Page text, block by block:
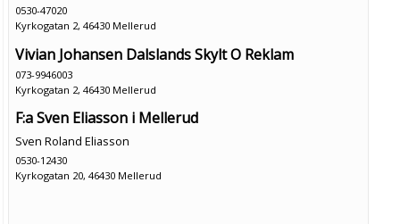
0530-47020
Kyrkogatan 2, 46430 Mellerud
Vivian Johansen Dalslands Skylt O Reklam
073-9946003
Kyrkogatan 2, 46430 Mellerud
F:a Sven Eliasson i Mellerud
Sven Roland Eliasson
0530-12430
Kyrkogatan 20, 46430 Mellerud